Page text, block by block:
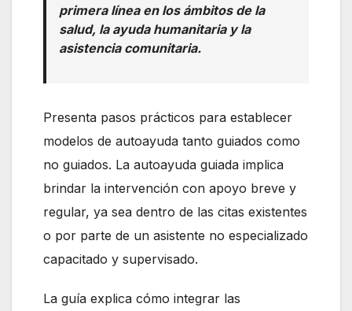
primera línea en los ámbitos de la
salud, la ayuda humanitaria y la
asistencia comunitaria.
Presenta pasos prácticos para establecer
modelos de autoayuda tanto guiados como
no guiados. La autoayuda guiada implica
brindar la intervención con apoyo breve y
regular, ya sea dentro de las citas existentes
o por parte de un asistente no especializado
capacitado y supervisado.
La guía explica cómo integrar las